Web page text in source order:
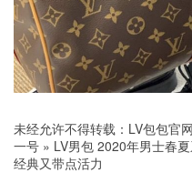
未经允许不得转载： LV包包官
一号 » LV男包 2020年男士春
经典又带点活力